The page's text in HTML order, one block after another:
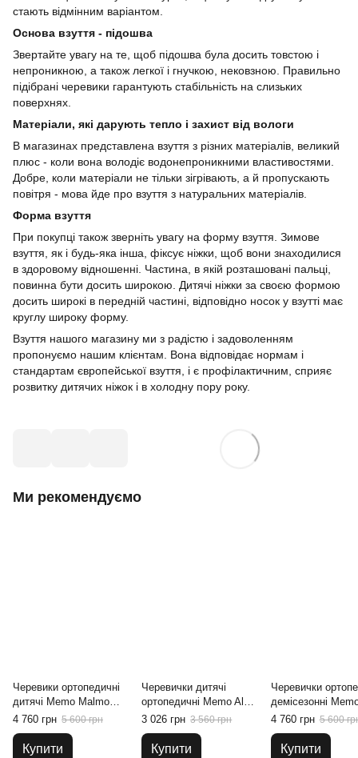
стають відмінним варіантом.
Основа взуття - підошва
Звертайте увагу на те, щоб підошва була досить товстою і
непроникною, а також легкої і гнучкою, нековзною. Правильно
підібрані черевики гарантують стабільність на слизьких
поверхнях.
Матеріали, які дарують тепло і захист від вологи
В магазинах представлена взуття з різних матеріалів, великий
плюс - коли вона володіє водонепроникними властивостями.
Добре, коли матеріали не тільки зігрівають, а й пропускають
повітря - мова йде про взуття з натуральних матеріалів.
Форма взуття
При покупці також зверніть увагу на форму взуття. Зимове
взуття, як і будь-яка інша, фіксує ніжки, щоб вони знаходилися
в здоровому відношенні. Частина, в якій розташовані пальці,
повинна бути досить широкою. Дитячі ніжки за своєю формою
досить широкі в передній частині, відповідно носок у взутті має
круглу широку форму.
Взуття нашого магазину ми з радістю і задоволенням
пропонуємо нашим клієнтам. Вона відповідає нормам і
стандартам європейської взуття, і є профілактичним, сприяє
розвитку дитячих ніжок і в холодну пору року.
Ми рекомендуємо
Черевики ортопедичні
дитячі Memo Malmo
1BF Сірі, 22
4 760 грн 5 600 грн
Купити
Черевички дитячі
ортопедичні Memo Alvin
3BE Коричневі, 19
3 026 грн 3 560 грн
Купити
Черевички
демісезонні
Malmo 1FD
4 760 грн 5 600
Купити